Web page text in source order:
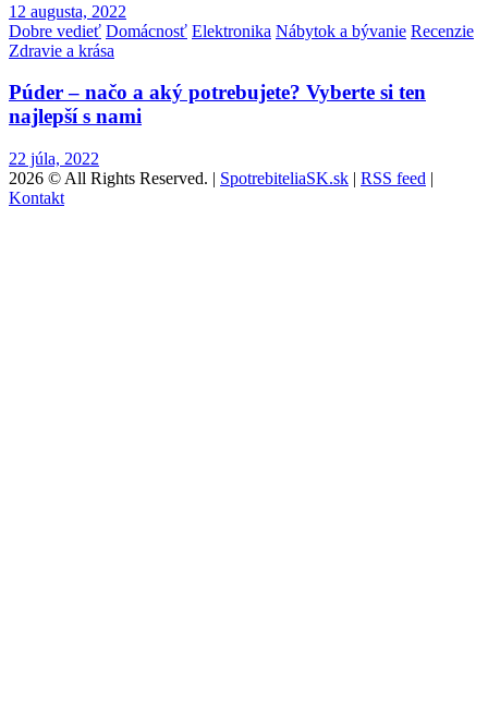
12 augusta, 2022
Dobre vedieť Domácnosť Elektronika Nábytok a bývanie Recenzie
Zdravie a krása
Púder – načo a aký potrebujete? Vyberte si ten
najlepší s nami
22 júla, 2022
2026 © All Rights Reserved. | SpotrebiteliaSK.sk | RSS feed |
Kontakt